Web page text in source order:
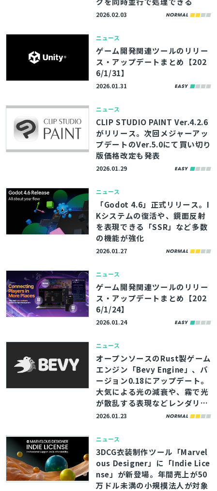
2026.02.03
ニュース
ゲーム開発関連ツールのリリー
ス・アップデートまとめ【202
6/1/31】
2026.01.31
ニュース
CLIP STUDIO PAINT Ver.4.2.6
がリリース。次回メジャーアッ
プデートのVer.5.0にて買い切り
版価格改定も発表
2026.01.29
ニュース
「Godot 4.6」正式リリース。I
Kシステムの復活や、鏡面反射
を表現できる「SSR」など多数
の機能が強化
2026.01.27
ニュース
ゲーム開発関連ツールのリリー
ス・アップデートまとめ【202
6/1/24】
2026.01.24
ニュース
オープンソースのRust製ゲーム
エンジン「Bevy Engine」、バ
ージョン0.18にアップデート。
大気による光の減衰や、霧で光
が散乱する表現などレンダリン
グ機能が強化
2026.01.23
ニュース
3DCG衣装制作ツール「Marvel
ous Designer」に「Indie Lice
nse」が新登場。年間売上が50
万ドル未満の小規模法人が対象